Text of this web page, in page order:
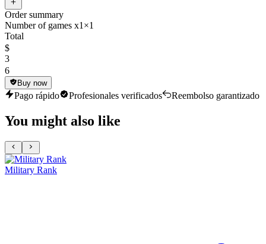
Order summary
Number of games x1 ×1
Total
$
3
6
Buy now
Pago rápido Profesionales verificados Reembolso garantizado
You might also like
Military Rank